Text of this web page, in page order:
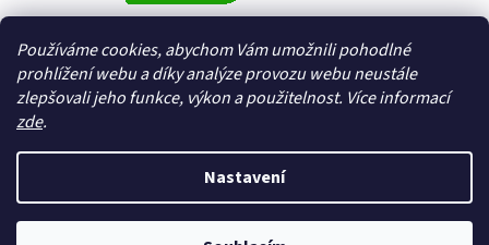
Používáme cookies, abychom Vám umožnili pohodlné
prohlížení webu a díky analýze provozu webu neustále
zlepšovali jeho funkce, výkon a použitelnost. Více informací
zde.
Nastavení
Copyright 2026Textil a galanterie Domeček. Všechna práva